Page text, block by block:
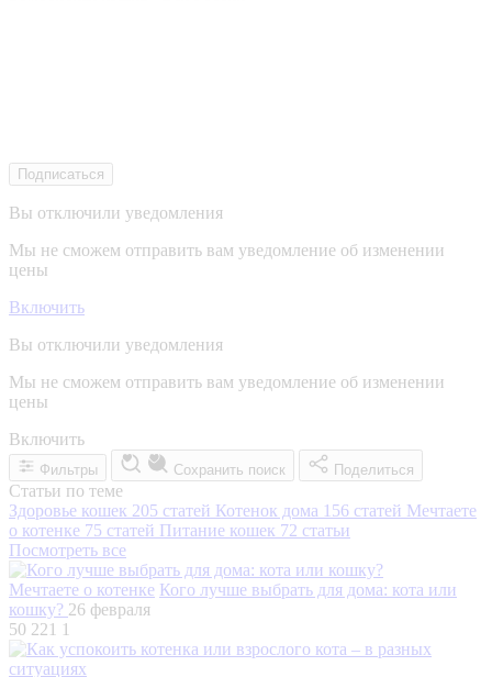
Подписаться
Вы отключили уведомления
Мы не сможем отправить вам уведомление об изменении
цены
Включить
Вы отключили уведомления
Мы не сможем отправить вам уведомление об изменении
цены
Включить
Фильтры Сохранить поиск Поделиться
Статьи по теме
Здоровье кошек 205 статей Котенок дома 156 статей Мечтаете
о котенке 75 статей Питание кошек 72 статьи
Посмотреть все
Мечтаете о котенке Кого лучше выбрать для дома: кота или
кошку? 26 февраля
50 221 1